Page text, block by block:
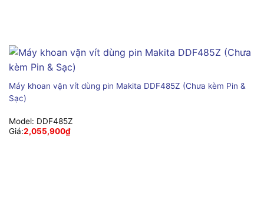
Máy khoan vặn vít dùng pin Makita DDF485Z (Chưa kèm Pin &
Sạc)
Model: DDF485Z
Giá:2,055,900₫